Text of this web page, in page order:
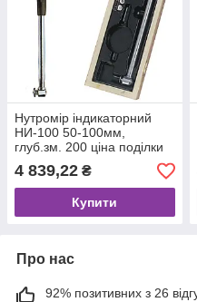
Нутромір індикаторний
НИ-100 50-100мм,
глуб.зм. 200 ціна поділки
0,01 мм, 10 вставок
MONAX
4 839,22 ₴
Купити
Про нас
92% позитивних з 26